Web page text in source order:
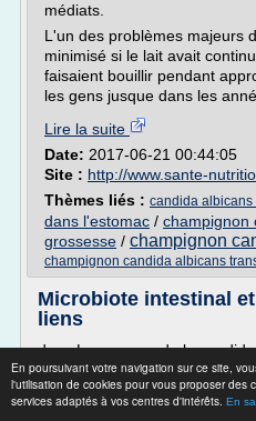
En poursuivant votre navigation sur ce site,
l'utilisation de cookies pour vous proposer des
services adaptés à vos centres d'intérêts. En
médiats.
L'un des problèmes majeurs
minimisé si le lait avait
faisaient bouillir pendant
les gens jusque dans les
Lire la suite
Date: 2017-06-21 00:44:05
Site : http://www.sante-
Thèmes liés : candida albicans
dans l'estomac / champignon
grossesse / champignon
champignon candida albicans
Microbiote intestinal
liens
dans Les causes de la
Traitement Candida
Vous souffrez de candidose